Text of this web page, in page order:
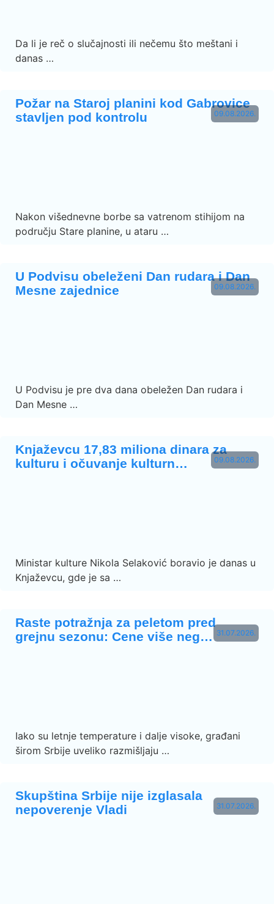
Da li je reč o slučajnosti ili nečemu što meštani i
danas …
09.08.2026.
Požar na Staroj planini kod Gabrovice
stavljen pod kontrolu
Nakon višednevne borbe sa vatrenom stihijom na
području Stare planine, u ataru …
09.08.2026.
U Podvisu obeleženi Dan rudara i Dan
Mesne zajednice
U Podvisu je pre dva dana obeležen Dan rudara i
Dan Mesne …
09.08.2026.
Knjaževcu 17,83 miliona dinara za
kulturu i očuvanje kulturn…
Ministar kulture Nikola Selaković boravio je danas u
Knjaževcu, gde je sa …
31.07.2026.
Raste potražnja za peletom pred
grejnu sezonu: Cene više neg…
Iako su letnje temperature i dalje visoke, građani
širom Srbije uveliko razmišljaju …
31.07.2026.
Skupština Srbije nije izglasala
nepoverenje Vladi